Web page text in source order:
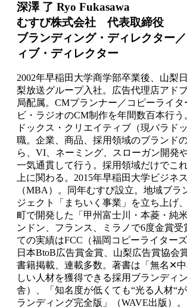
深澤 了 Ryo Fukasawa
むすび株式会社 代表取締役
ブランディング・ディレクター
ィブ・ディレクター
2002年早稲田大学商学部卒業後、山梨
梨放送グループ入社。広告代理店アド
局配属。CMプランナー／コピーライタ
ビ・ラジオのCM制作を年間数百本行う
ドックス・クリエイティブ（現パラド
職。企業、商品、採用領域のブランド
ら、VI、ネーミング、スローガン開発
一気通貫して行う。採用領域だけでこ
上に関わる。2015年早稲田大学ビジネ
（MBA）。同年むすび設立。地域ブラ
ジェクト「まちいく事業」を立ち上げ
町で開発した「甲州富士川・本菱・純
ンドン、フランス、ミラノで6度金賞受
ての実績はFCC（福岡コピーライターズ
日本BtoB広告賞金賞、山梨広告賞協会
書籍掲載、連載多数。著書は「無名✕
しい人材を獲得できる採用ブランディ
舎）、「知名度が低くても“光る人材“
ランディング完全版」（WAVE出版）